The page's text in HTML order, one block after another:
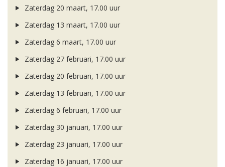
Zaterdag 20 maart, 17.00 uur
Zaterdag 13 maart, 17.00 uur
Zaterdag 6 maart, 17.00 uur
Zaterdag 27 februari, 17.00 uur
Zaterdag 20 februari, 17.00 uur
Zaterdag 13 februari, 17.00 uur
Zaterdag 6 februari, 17.00 uur
Zaterdag 30 januari, 17.00 uur
Zaterdag 23 januari, 17.00 uur
Zaterdag 16 januari, 17.00 uur